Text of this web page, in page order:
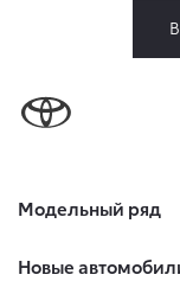
Модельный ряд
Новые